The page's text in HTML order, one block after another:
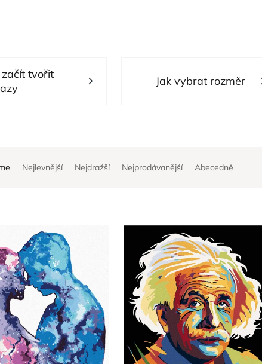
Nejlevnější Nejdražší Nejprodávanější Abecedně
začít tvořit
Jak vybrat rozměr